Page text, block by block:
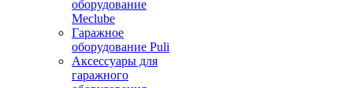
оборудование
Meclube
Гаражное
оборудование Puli
Аксессуары для
гаражного